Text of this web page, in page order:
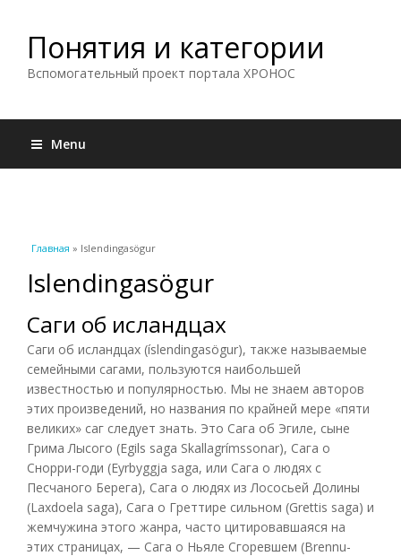
Понятия и категории
Вспомогательный проект портала ХРОНОС
Menu
Вы здесь
Главная » Islendingasögur
Islendingasögur
Саги об исландцах
Саги об исландцах (íslendingasögur), также называемые
семейными сагами, пользуются наибольшей
известностью и популярностью. Мы не знаем авторов
этих произведений, но названия по крайней мере «пяти
великих» саг следует знать. Это Сага об Эгиле, сыне
Грима Лысого (Egils saga Skallagrímssonar), Сага о
Снорри-годи (Eyrbyggja saga, или Сага о людях с
Песчаного Берега), Сага о людях из Лососьей Долины
(Laxdoela saga), Сага о Греттире сильном (Grettis saga) и
жемчужина этого жанра, часто цитировавшаяся на
этих страницах, — Сага о Ньяле Сгоревшем (Brennu-